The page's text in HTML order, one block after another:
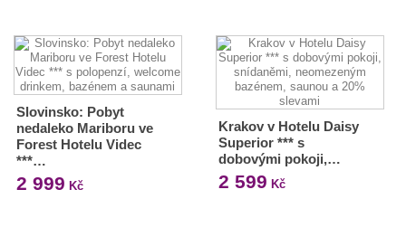
Slovinsko: Pobyt
nedaleko Mariboru ve
Forest Hotelu Videc
***…
2 999 Kč
Krakov v Hotelu Daisy
Superior *** s
dobovými pokoji,…
2 599 Kč